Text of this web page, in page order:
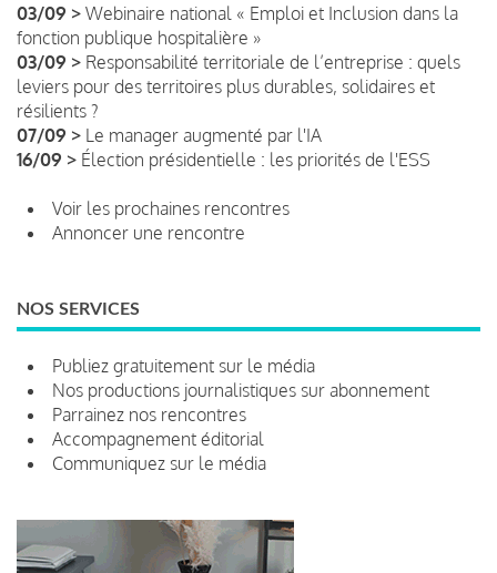
03/09 > Webinaire national « Emploi et Inclusion dans la
fonction publique hospitalière »
03/09 > Responsabilité territoriale de l’entreprise : quels
leviers pour des territoires plus durables, solidaires et
résilients ?
07/09 > Le manager augmenté par l'IA
16/09 > Élection présidentielle : les priorités de l'ESS
Voir les prochaines rencontres
Annoncer une rencontre
NOS SERVICES
Publiez gratuitement sur le média
Nos productions journalistiques sur abonnement
Parrainez nos rencontres
Accompagnement éditorial
Communiquez sur le média